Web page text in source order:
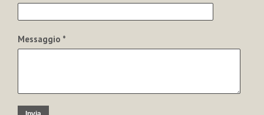
Messaggio *